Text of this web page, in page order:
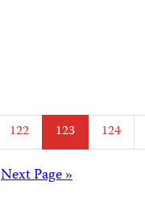
122 123 124
Next Page »